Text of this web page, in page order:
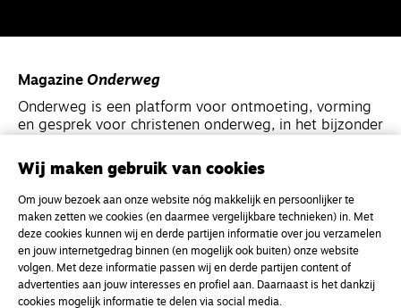
Magazine Onderweg
Onderweg is een platform voor ontmoeting, vorming
en gesprek voor christenen onderweg, in het bijzonder
Kvk-nummer 33277063
NL46 INGB 0117 5827 86
info@onderwegonline.nl
Wij maken gebruik van cookies
Om jouw bezoek aan onze website nóg makkelijk en persoonlijker te
maken zetten we cookies (en daarmee vergelijkbare technieken) in. Met
deze cookies kunnen wij en derde partijen informatie over jou verzamelen
en jouw internetgedrag binnen (en mogelijk ook buiten) onze website
volgen. Met deze informatie passen wij en derde partijen content of
advertenties aan jouw interesses en profiel aan. Daarnaast is het dankzij
cookies mogelijk informatie te delen via social media.